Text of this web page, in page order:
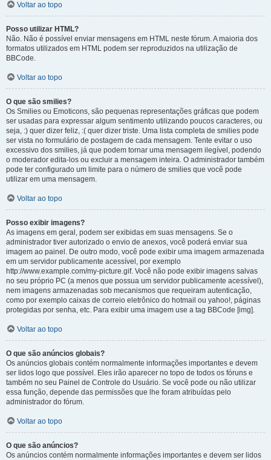
Voltar ao topo
Posso utilizar HTML?
Não. Não é possível enviar mensagens em HTML neste fórum. A maioria dos
formatos utilizados em HTML podem ser reproduzidos na utilização de
BBCode.
Voltar ao topo
O que são smilies?
Os Smilies ou Emoticons, são pequenas representações gráficas que podem
ser usadas para expressar algum sentimento utilizando poucos caracteres, ou
seja, :) quer dizer feliz, :( quer dizer triste. Uma lista completa de smilies pode
ser vista no formulário de postagem de cada mensagem. Tente evitar o uso
excessivo dos smilies, já que podem tornar uma mensagem ilegível, podendo
o moderador edita-los ou excluir a mensagem inteira. O administrador também
pode ter configurado um limite para o número de smilies que você pode
utilizar em uma mensagem.
Voltar ao topo
Posso exibir imagens?
As imagens em geral, podem ser exibidas em suas mensagens. Se o
administrador tiver autorizado o envio de anexos, você poderá enviar sua
imagem ao painel. De outro modo, você pode exibir uma imagem armazenada
em um servidor publicamente acessível, por exemplo
http://www.example.com/my-picture.gif. Você não pode exibir imagens salvas
no seu próprio PC (a menos que possua um servidor publicamente acessível),
nem imagens armazenadas sob mecanismos que requeiram autenticação,
como por exemplo caixas de correio eletrônico do hotmail ou yahoo!, páginas
protegidas por senha, etc. Para exibir uma imagem use a tag BBCode [img].
Voltar ao topo
O que são anúncios globais?
Os anúncios globais contém normalmente informações importantes e devem
ser lidos logo que possível. Eles irão aparecer no topo de todos os fóruns e
também no seu Painel de Controle do Usuário. Se você pode ou não utilizar
essa função, depende das permissões que lhe foram atribuídas pelo
administrador do fórum.
Voltar ao topo
O que são anúncios?
Os anúncios contém normalmente informações importantes e devem ser lidos